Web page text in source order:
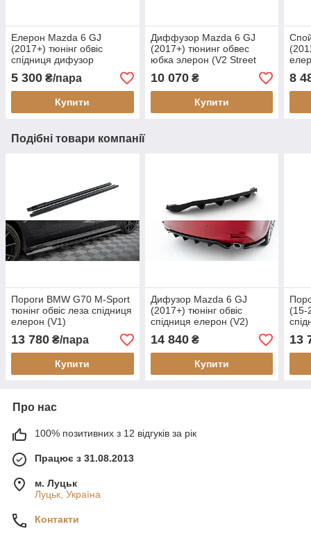
Елерон Mazda 6 GJ
(2017+) тюнінг обвіс
спідниця дифузор
5 300 ₴/пара
Купити
Диффузор Mazda 6 GJ
(2017+) тюнинг обвес
юбка элерон (V2 Street
Pro)
10 070₴
Купити
8
Подібні товари компанії
Пороги BMW G70 M-Sport
тюнінг обвіс леза спідниця
елерон (V1)
13 780 ₴/пара
Купити
Дифузор Mazda 6 GJ
(2017+) тюнінг обвіс
спідниця елерон (V2)
14 840₴
Купити
(15-
13
Про нас
100% позитивних з 12 відгуків за рік
Працює з 31.08.2013
м. Луцьк
Луцьк, Україна
Контакти